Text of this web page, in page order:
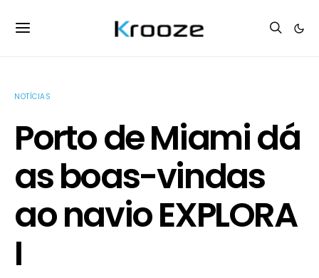
NOTÍCIAS
Porto de Miami dá
as boas-vindas
ao navio EXPLORA
I